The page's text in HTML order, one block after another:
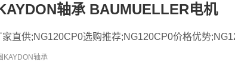
轴承 BAUMUELLER电机
直供;NG120CP0选购推荐;NG120CP0价格优势
KAYDON轴承